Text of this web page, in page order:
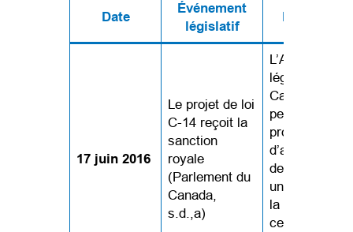
Date
Événement
législatif
17 juin 2016
Le projet de loi
C⁠-⁠14 reçoit la
sanction
royale
(Parlement du
Canada,
s.d.,a)
L’AMM est
légalisée au
Canada. Ceci
permet à des
d’administrer
de prescrire à
une
la demande
celle-ci, une